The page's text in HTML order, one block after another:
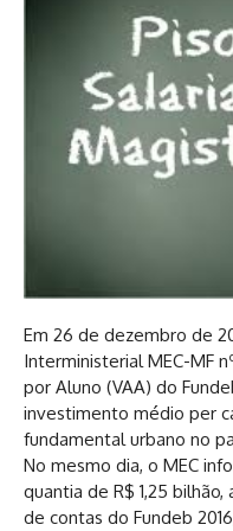
Em 26 de dezembro de
Interministerial MEC-MF
por Aluno (VAA) do
investimento médio per
fundamental urbano no
No mesmo dia, o MEC
quantia de R$ 1,25
de contas do Fundeb